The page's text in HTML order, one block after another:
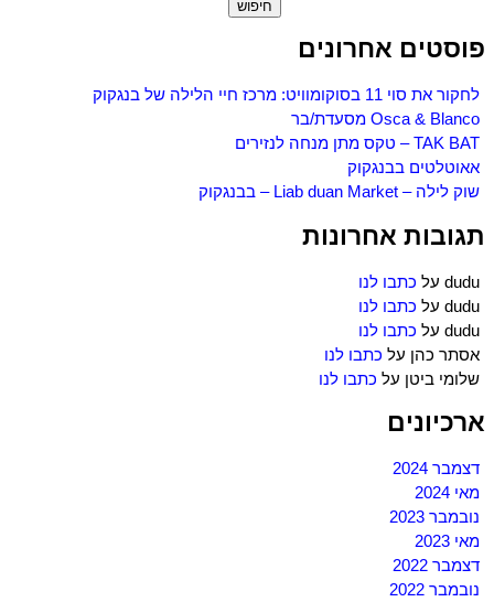
פוסטים אחרונים
לחקור את סוי 11 בסוקומוויט: מרכז חיי הלילה של בנגקוק
Osca & Blanco מסעדת/בר
TAK BAT – טקס מתן מנחה לנזירים
אאוטלטים בבנגקוק
שוק לילה – Liab duan Market – בבנגקוק
תגובות אחרונות
dudu על כתבו לנו
dudu על כתבו לנו
dudu על כתבו לנו
אסתר כהן על כתבו לנו
שלומי ביטן על כתבו לנו
ארכיונים
דצמבר 2024
מאי 2024
נובמבר 2023
מאי 2023
דצמבר 2022
נובמבר 2022